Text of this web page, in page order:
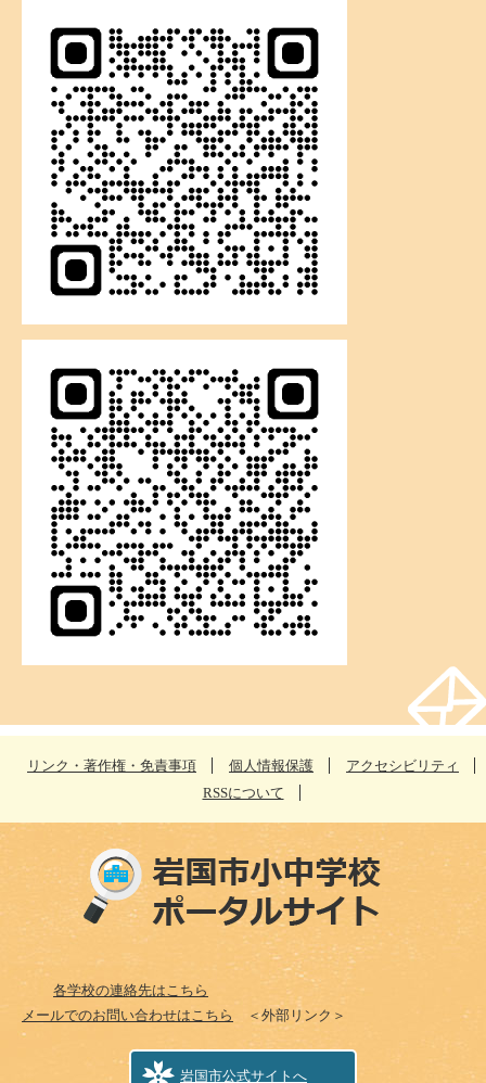
リンク・著作権・免責事項 個人情報保護
アクセシビリティ
RSSについて
各学校の連絡先はこちら
メールでのお問い合わせはこちら
＜外部リンク＞
岩国市公式サイトへ